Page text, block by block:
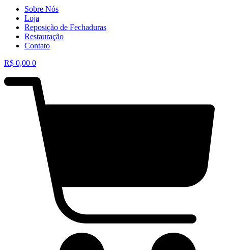
Sobre Nós
Loja
Reposição de Fechaduras
Restauração
Contato
R$ 0,00 0